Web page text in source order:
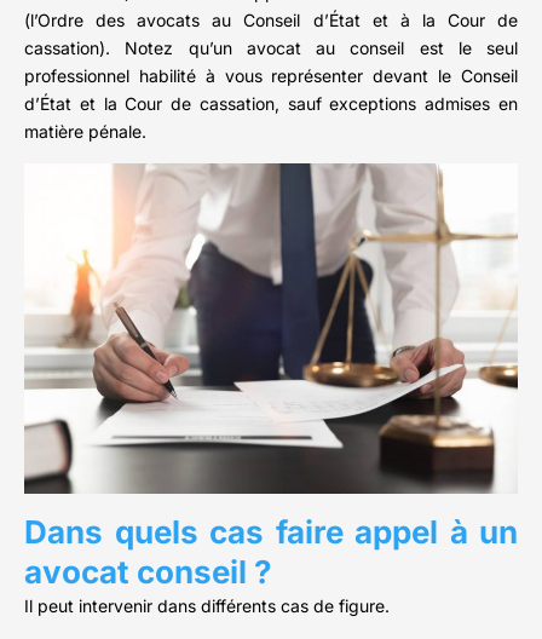
(l’Ordre des avocats au Conseil d’État et à la Cour de
cassation). Notez qu’un avocat au conseil est le seul
professionnel habilité à vous représenter devant le Conseil
d’État et la Cour de cassation, sauf exceptions admises en
matière pénale.
Dans quels cas faire appel à un
avocat conseil ?
Il peut intervenir dans différents cas de figure.